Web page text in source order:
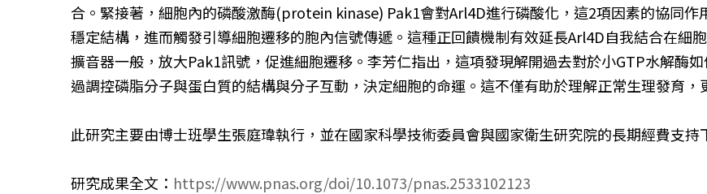
合。緊接著，細胞內的磷酸激酶(protein kinase) Pak1會對Arl4D進行磷酸化，這2項因素的協同
穩定結構，進而觸發引導細胞遷移的胞內信號傳遞。這種正回饋機制有效延長Arl4D自我結合在細
擴音器一般，放大Pak1訊號，促進細胞遷移。李芳仁指出，這項發現解開過去對於小GTP水解酶
過調控磷脂分子與蛋白質的結構與分子互動，決定細胞的命運。這不僅有助於理解正常生理發育
此研究主要由博士班學生張庭瑋執行，並在國家科學技術委員會與國家衛生研究院的長期經費支持
研究成果全文： https://www.pnas.org/doi/10.1073/pnas.2533102123